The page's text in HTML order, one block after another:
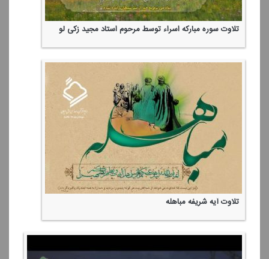
تلاوت سوره مباركه اسراء توسط مرحوم استاد مجید زكی لو
تلاوت آیه شریفه مباهله